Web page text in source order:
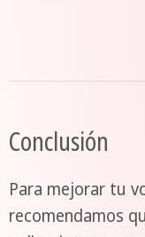
Conclusión
Para mejorar tu
recomendamos